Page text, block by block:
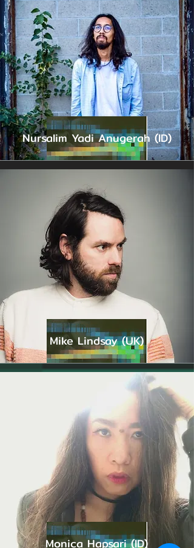
Nursalim Yadi Anugerah (ID)
Mike Lindsay (UK)
Monica Hapsari (ID)